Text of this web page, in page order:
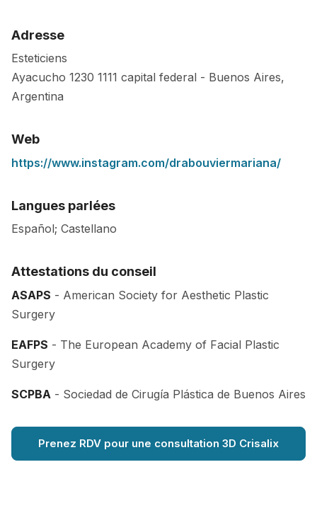
Adresse
Esteticiens
Ayacucho 1230 1111 capital federal - Buenos Aires,
Argentina
Web
https://www.instagram.com/drabouviermariana/
Langues parlées
Español; Castellano
Attestations du conseil
ASAPS - American Society for Aesthetic Plastic
Surgery
EAFPS - The European Academy of Facial Plastic
Surgery
SCPBA - Sociedad de Cirugía Plástica de Buenos Aires
Prenez RDV pour une consultation 3D Crisalix